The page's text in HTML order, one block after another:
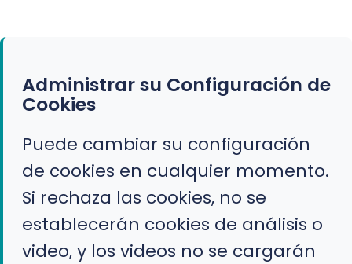
Administrar su Configuración de
Cookies
Puede cambiar su configuración
de cookies en cualquier momento.
Si rechaza las cookies, no se
establecerán cookies de análisis o
video, y los videos no se cargarán